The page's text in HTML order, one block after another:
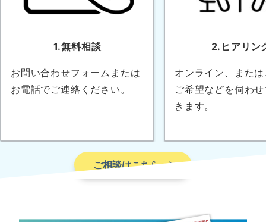
1.無料相談
お問い合わせフォームまたは
お電話でご連絡ください。
2.ヒアリン
オンライン、また
ご希望などを伺わ
きます。
ご相談はこちら